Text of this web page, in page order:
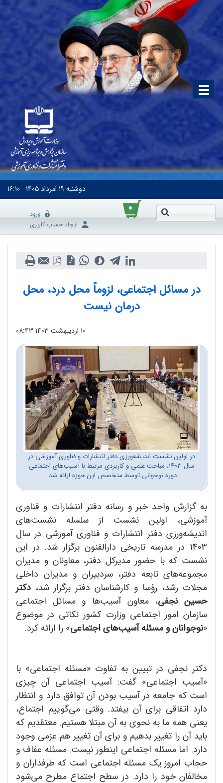
دوشنبه ۱۹ اَمرداد ۱۴۰۵ ۱۶:۱۰
۰
ورود
ایجاد حساب کاربری
در مسائل اجتماعی، لزوماً محل درد، محل
درمان نیست
۱۰ اردیبهشت ۱۴۰۳ ۰۸:۴۳
در اولین نشست اندیشه‌ورزی دفتر انتشارات و فناوری آموزشی در
سال ۱۴۰۳، مباحث علمی و کاربردی مرتبط با آسیب‌های اجتماعی
دوره نوجوانی توسط متخصص این حوزه ارائه شد.
به گزارش واحد خبر و رسانه دفتر انتشارات و فناوری
آموزشی، اولین نشست از سلسله نشست‌های
اندیشه‌ورزی دفتر انتشارات و فناوری آموزشی در سال
1403 در مدرسه تاریخی دارالفنون برگزار شد. در این
نشست که با حضور مدیرکل دفتر، معاونان و مدیران
مجموعه‌های تابعه دفتر، سردبیران و مدیران داخلی
مجلات رشد، رؤسا و کارشناسان دفتر برگزار شد، دکتر
حسین نجفی، معاون آسیب‌ها و مسائل اجتماعی
سازمان امور اجتماعی وزارت کشور نکاتی در موضوع
«نوجوانان و مسئله آسیب‌های اجتماعی» را ارائه کرد.
دکتر نجفی در تبیین به تفاوت «مسئله اجتماعی» با
«آسیب اجتماعی» گفت: آسیب اجتماعی آن چیزی
است که جامعه در آسیب بودن آن توافق دارد و انتظار
دارد اتفاقی برای آن بیفتد. وقتی می‌گوییم اجتماع،
یعنی همه ما به نحوی به آن مبتلا هستیم. معتقدیم که
باید آن را تغییر بدهیم و برای آن تغییر هم عزمی وجود
دارد. اما مسئله اجتماعی اینطور نیست. مسئله عفاف و
حجاب امروز یک مسئله اجتماعی است که طرفداران و
مخالفان خود را دارد. در سطح اجتماع مطرح می‌شود